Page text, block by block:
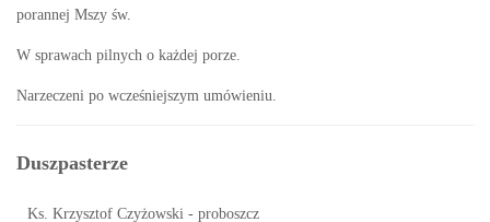
porannej Mszy św.
W sprawach pilnych o każdej porze.
Narzeczeni po wcześniejszym umówieniu.
Duszpasterze
Ks. Krzysztof Czyżowski - proboszcz